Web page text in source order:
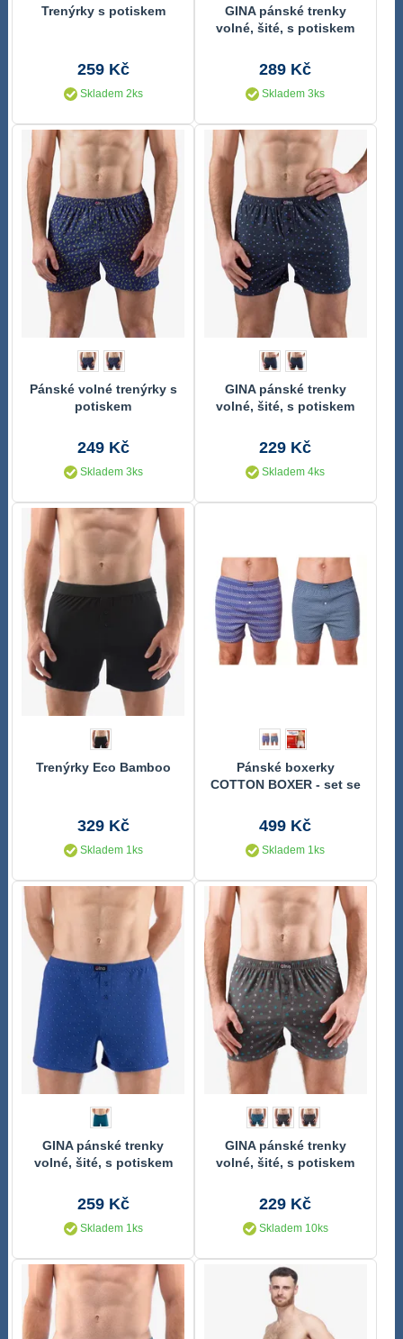
Trenýrky s potiskem
259 Kč
Skladem 2ks
GINA pánské trenky
volné, šité, s potiskem
289 Kč
Skladem 3ks
Pánské volné trenýrky s
potiskem
249 Kč
Skladem 3ks
GINA pánské trenky
volné, šité, s potiskem
229 Kč
Skladem 4ks
Trenýrky Eco Bamboo
329 Kč
Skladem 1ks
Pánské boxerky
COTTON BOXER - set se
499 Kč
Skladem 1ks
GINA pánské trenky
volné, šité, s potiskem
259 Kč
Skladem 1ks
GINA pánské trenky
volné, šité, s potiskem
229 Kč
Skladem 10ks